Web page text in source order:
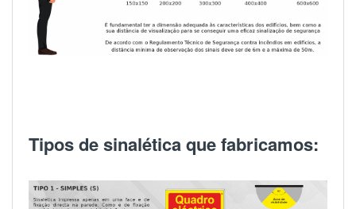
Tipos de sinalética que fabricamos: